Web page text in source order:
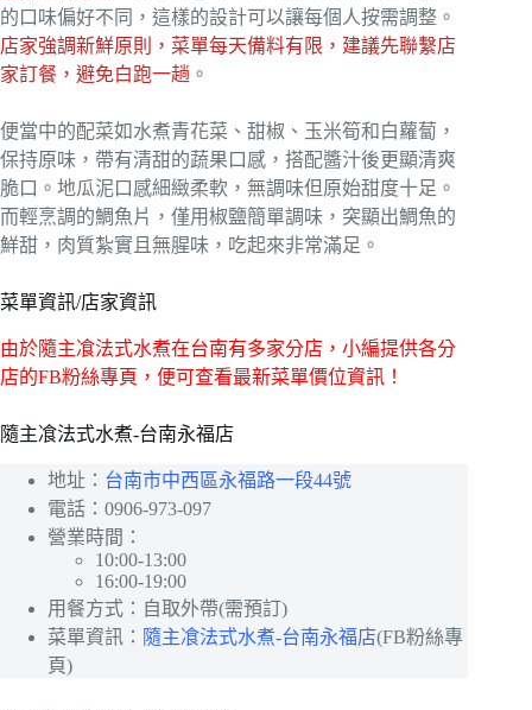
的口味偏好不同，這樣的設計可以讓每個人按需調整。
店家強調新鮮原則，菜單每天備料有限，建議先聯繫店
家訂餐，避免白跑一趟 。
便當中的配菜如水煮青花菜、甜椒、玉米筍和白蘿蔔，
保持原味，帶有清甜的蔬果口感，搭配醬汁後更顯清爽
脆口。地瓜泥口感細緻柔軟，無調味但原始甜度十足。
而輕烹調的鯛魚片，僅用椒鹽簡單調味，突顯出鯛魚的
鮮甜，肉質紮實且無腥味，吃起來非常滿足。
菜單資訊/店家資訊
由於隨主飡法式水煮在台南有多家分店，小編提供各分
店的FB粉絲專頁，便可查看最新菜單價位資訊！
隨主飡法式水煮-台南永福店
地址： 台南市中西區永福路一段44號
電話：0906-973-097
營業時間：
10:00-13:00
16:00-19:00
用餐方式：自取外帶(需預訂)
菜單資訊： 隨主飡法式水煮-台南永福店(FB粉絲專
頁)